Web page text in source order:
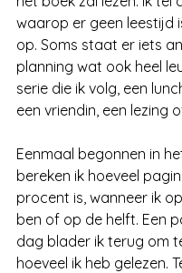
waarop er geen leestijd
op. Soms staat er iets
planning wat ook heel
serie die ik volg, een
een vriendin, een lezing
Eenmaal begonnen in
bereken ik hoeveel
procent is, wanneer ik
ben of op de helft. Een
dag blader ik terug om
hoeveel ik heb gelezen.